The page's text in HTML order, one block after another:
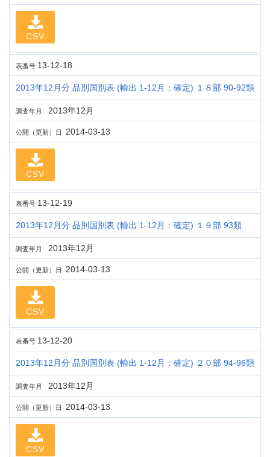
CSV
表番号 13-12-18
2013年12月分 品別国別表 (輸出 1-12月：確定) １８部 90-92類
調査年月 2013年12月
公開（更新）日 2014-03-13
CSV
表番号 13-12-19
2013年12月分 品別国別表 (輸出 1-12月：確定) １９部 93類
調査年月 2013年12月
公開（更新）日 2014-03-13
CSV
表番号 13-12-20
2013年12月分 品別国別表 (輸出 1-12月：確定) ２０部 94-96類
調査年月 2013年12月
公開（更新）日 2014-03-13
CSV